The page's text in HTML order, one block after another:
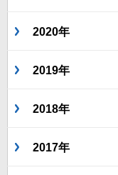
2020年
2019年
2018年
2017年